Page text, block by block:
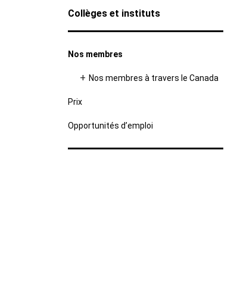
Collèges et instituts
Nos membres
Nos membres à travers le Canada
Prix
Opportunités d’emploi